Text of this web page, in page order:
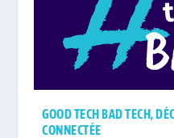
GOOD TECH BAD TECH,
CONNECTÉE